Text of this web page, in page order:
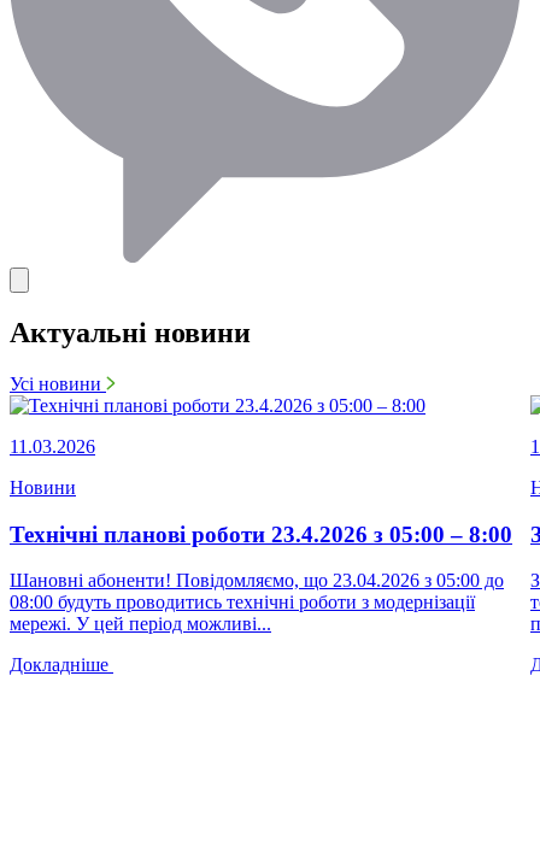
Актуальні новини
Усі новини
11.03.2026
Новини
Технічні планові роботи 23.4.2026 з 05:00 – 8:00
Шановні абоненти! Повідомляємо, що 23.04.2026 з 05:00 до
08:00 будуть проводитись технічні роботи з модернізації
мережі. У цей період можливі...
Докладніше